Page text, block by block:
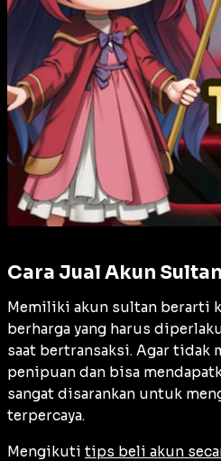
Cara Jual Akun
Memiliki akun sultan berarti
berharga yang harus
saat bertransaksi. Agar tidak
penipuan dan bisa
sangat disarankan untuk
terpercaya.
Mengikuti tips beli akun